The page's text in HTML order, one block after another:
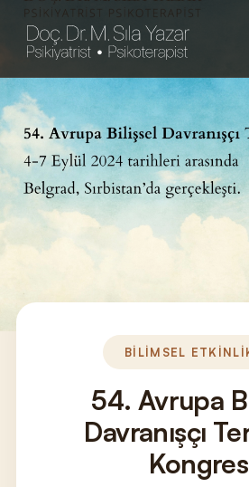
BİLİMSEL
54. Avrupa
Davranışçı